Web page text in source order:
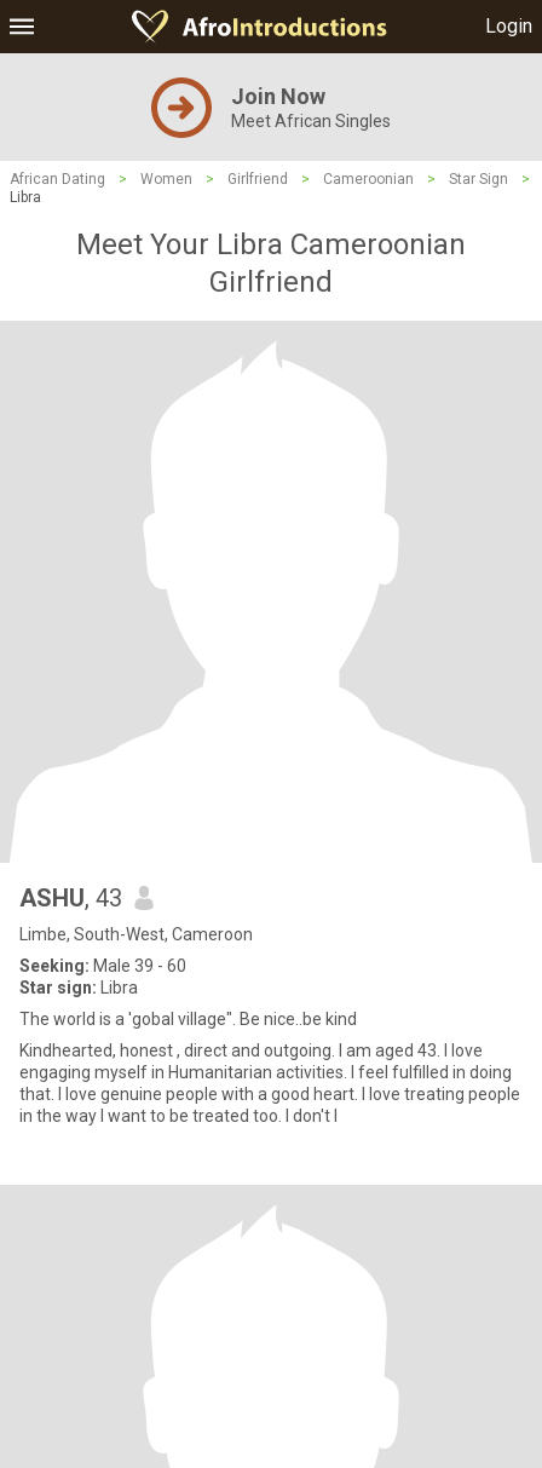
Login
Join Now
Meet African Singles
African Dating > Women > Girlfriend > Cameroonian > Star Sign
>
Libra
Meet Your Libra Cameroonian
Girlfriend
ASHU, 43
Limbe, South-West, Cameroon
Seeking: Male 39 - 60
Star sign: Libra
The world is a 'gobal village". Be nice..be kind
Kindhearted, honest , direct and outgoing. I am aged 43. I love
engaging myself in Humanitarian activities. I feel fulfilled in doing
that. I love genuine people with a good heart. I love treating people
in the way I want to be treated too. I don't l